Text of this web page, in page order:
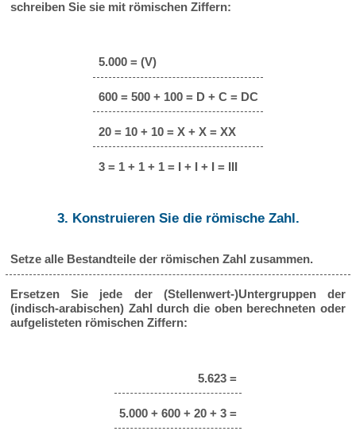
schreiben Sie sie mit römischen Ziffern:
5.000 = (V)
600 = 500 + 100 = D + C = DC
20 = 10 + 10 = X + X = XX
3 = 1 + 1 + 1 = I + I + I = III
3. Konstruieren Sie die römische Zahl.
Setze alle Bestandteile der römischen Zahl zusammen.
Ersetzen Sie jede der (Stellenwert-)Untergruppen der
(indisch-arabischen) Zahl durch die oben berechneten oder
aufgelisteten römischen Ziffern:
5.623 =
5.000 + 600 + 20 + 3 =